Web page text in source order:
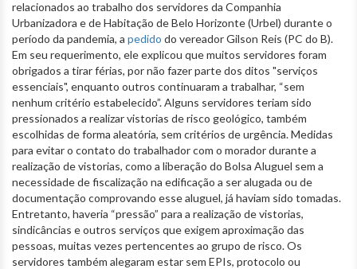
relacionados ao trabalho dos servidores da Companhia
Urbanizadora e de Habitação de Belo Horizonte (Urbel) durante o
período da pandemia, a pedido do vereador Gilson Reis (PC do B).
Em seu requerimento, ele explicou que muitos servidores foram
obrigados a tirar férias, por não fazer parte dos ditos "serviços
essenciais", enquanto outros continuaram a trabalhar, “sem
nenhum critério estabelecido”. Alguns servidores teriam sido
pressionados a realizar vistorias de risco geológico, também
escolhidas de forma aleatória, sem critérios de urgência. Medidas
para evitar o contato do trabalhador com o morador durante a
realização de vistorias, como a liberação do Bolsa Aluguel sem a
necessidade de fiscalização na edificação a ser alugada ou de
documentação comprovando esse aluguel, já haviam sido tomadas.
Entretanto, haveria “pressão” para a realização de vistorias,
sindicâncias e outros serviços que exigem aproximação das
pessoas, muitas vezes pertencentes ao grupo de risco. Os
servidores também alegaram estar sem EPIs, protocolo ou